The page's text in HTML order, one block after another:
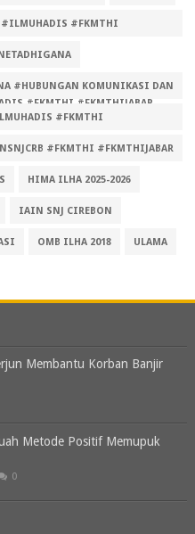
#ILMUHADIS #FKMTHI
#HUBUNGAN KOMUNIKASI DAN
#FKMTHI #FKMTHIJABAR
#FKMTHI
#FKMTHI #FKMTHIJABAR
HIMA ILHA 2025-2026
IAIN SNJ CIREBON
OMB ILHA 2018 ULAMA
Membantu Korban Banjir
Metode Positif Memupuk
0